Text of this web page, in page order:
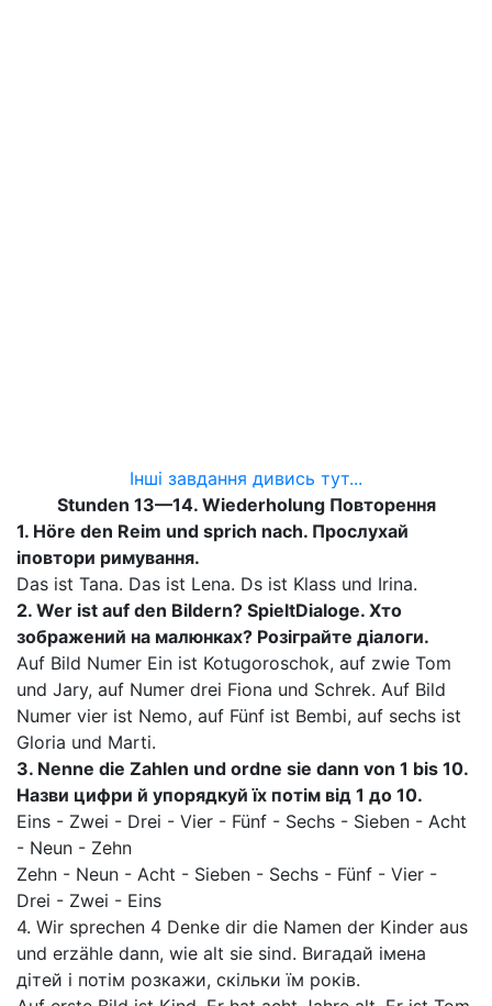
Інші завдання дивись тут...
Stunden 13—14. Wiederholung Повторення
1. Höre den Reim und sprich nach. Прослухай
іповтори римування.
Das ist Tana. Das ist Lena. Ds ist Klass und Irina.
2. Wer ist auf den Bildern? SpieltDialoge. Хто
зображений на малюнках? Розіграйте діалоги.
Auf Bild Numer Ein ist Kotugoroschok, auf zwie Tom
und Jary, auf Numer drei Fiona und Schrek. Auf Bild
Numer vier ist Nemo, auf Fünf ist Bembi, auf sechs ist
Gloria und Marti.
3. Nenne die Zahlen und ordne sie dann von 1 bis 10.
Назви цифри й упорядкуй їх потім від 1 до 10.
Eins - Zwei - Drei - Vier - Fünf - Sechs - Sieben - Acht
- Neun - Zehn
Zehn - Neun - Acht - Sieben - Sechs - Fünf - Vier -
Drei - Zwei - Eins
4. Wir sprechen 4 Denke dir die Namen der Kinder aus
und erzähle dann, wie alt sie sind. Вигадай імена
дітей і потім розкажи, скільки їм років.